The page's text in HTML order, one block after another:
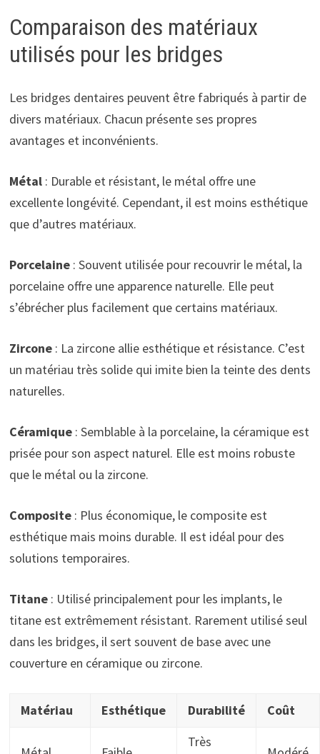
Comparaison des matériaux
utilisés pour les bridges
Les bridges dentaires peuvent être fabriqués à partir de
divers matériaux. Chacun présente ses propres
avantages et inconvénients.
Métal: Durable et résistant, le métal offre une
excellente longévité. Cependant, il est moins esthétique
que d’autres matériaux.
Porcelaine: Souvent utilisée pour recouvrir le métal, la
porcelaine offre une apparence naturelle. Elle peut
s’ébrécher plus facilement que certains matériaux.
Zircone: La zircone allie esthétique et résistance. C’est
un matériau très solide qui imite bien la teinte des dents
naturelles.
Céramique: Semblable à la porcelaine, la céramique est
prisée pour son aspect naturel. Elle est moins robuste
que le métal ou la zircone.
Composite: Plus économique, le composite est
esthétique mais moins durable. Il est idéal pour des
solutions temporaires.
Titane: Utilisé principalement pour les implants, le
titane est extrêmement résistant. Rarement utilisé seul
dans les bridges, il sert souvent de base avec une
couverture en céramique ou zircone.
Matériau Esthétique Durabilité Coût
Très